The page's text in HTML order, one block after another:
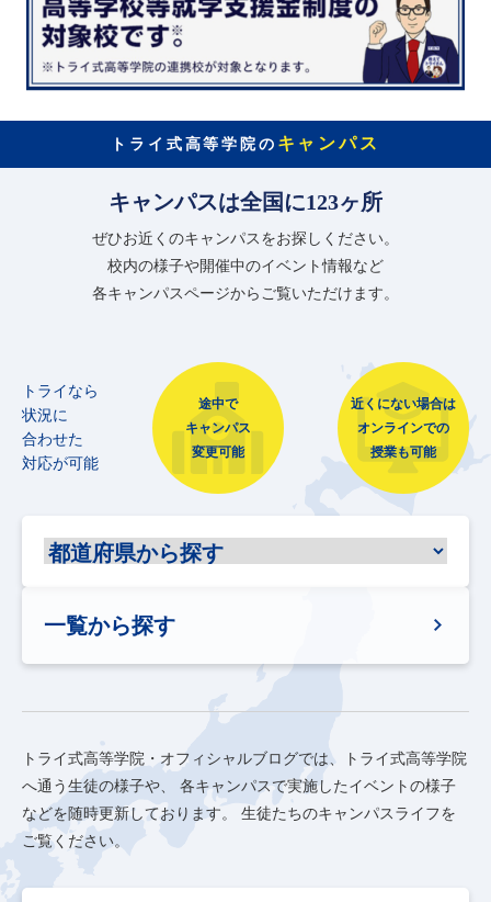
トライ式高等学院の キャンパス
キャンパスは全国に123ヶ所
ぜひお近くのキャンパスをお探しください。
校内の様子や開催中のイベント情報など
各キャンパスページからご覧いただけます。
トライなら
状況に
合わせた
対応が可能
途中で
キャンパス
変更可能
近くにない場合は
オンラインでの
授業も可能
一覧から探す
トライ式高等学院・オフィシャルブログでは、トライ式高等学院
へ通う生徒の様子や、
各キャンパスで実施したイベントの様子
などを随時更新しております。
生徒たちのキャンパスライフを
ご覧ください。